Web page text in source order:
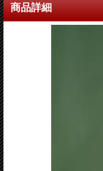
商品詳細